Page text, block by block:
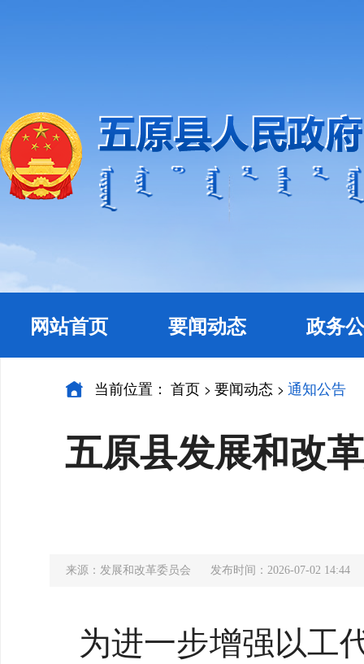
网站首页 要闻动态 政务
当前位置： 首页 > 要闻动态 > 通知公告
五原县发展和改
来源：发展和改革委员会 发布时间：2026-07-02 14:44
为进一步增强以工